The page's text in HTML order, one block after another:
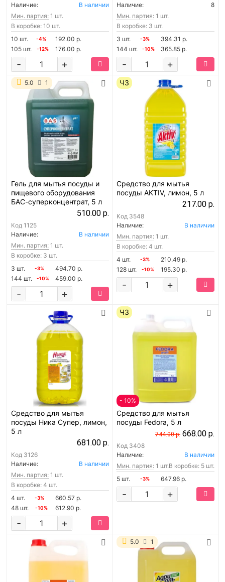
Наличие:
В наличии
Мин. партия: 1 шт.
В коробке: 10 шт.
10 шт.
-4%
192.00 р.
105 шт.
-12% 176.00 р.
+
-
Наличие:
8
Мин. партия: 1 шт.
В коробке: 3 шт.
3 шт.
-3%
394.31 р.
144 шт.
-10% 365.85 р.
+
-
5.0 1
Гель для мытья посуды и
пищевого оборудования
БАС-суперконцентрат, 5 л
510.00 р.
Код 1125
Наличие:
В наличии
Мин. партия: 1 шт.
В коробке: 3 шт.
3 шт.
-3%
494.70 р.
144 шт.
-10% 459.00 р.
+
-
ЧЗ
Средство для мытья
посуды AKTIV, лимон, 5 л
217.00 р.
Код 3548
Наличие:
В наличии
Мин. партия: 1 шт.
В коробке: 4 шт.
4 шт.
-3%
210.49 р.
128 шт.
-10% 195.30 р.
+
-
Средство для мытья
посуды Ника Супер, лимон,
5 л
681.00 р.
Код 3126
Наличие:
В наличии
Мин. партия: 1 шт.
В коробке: 4 шт.
4 шт.
-3%
660.57 р.
48 шт.
-10% 612.90 р.
+
-
ЧЗ
- 10%
Средство для мытья
посуды Fedora, 5 л
744.00 р. 668.00 р.
Код 3408
Наличие:
В наличии
Мин. партия: 1 шт.В коробке: 5 шт.
5 шт.
-3% 647.96 р.
+
-
5.0 1